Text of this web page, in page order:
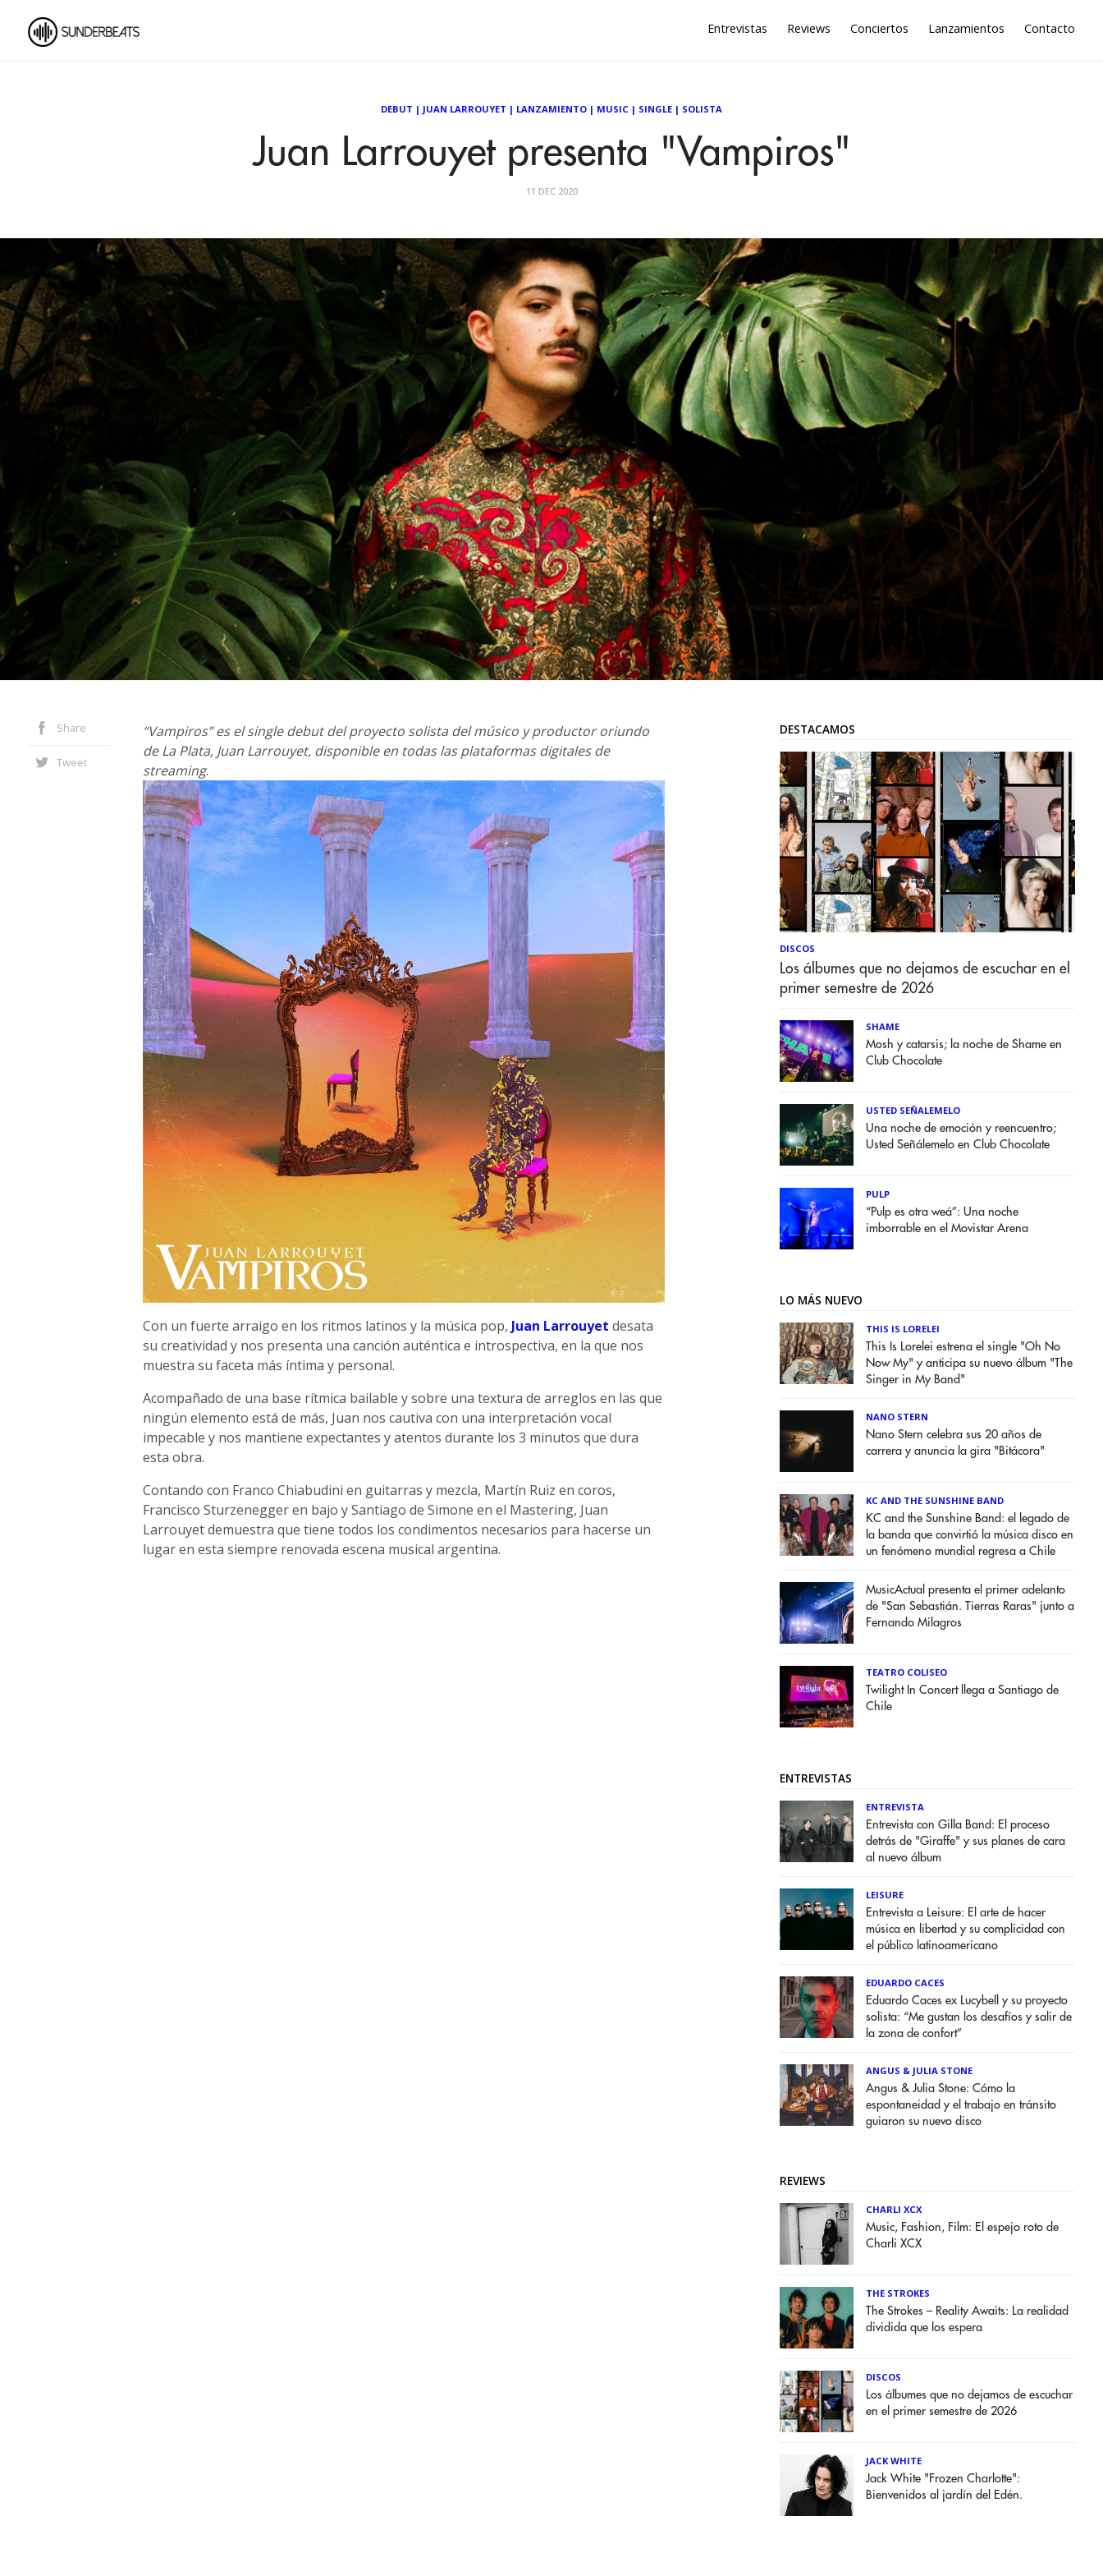
Entrevistas Reviews Conciertos Lanzamientos Contacto
DEBUT | JUAN LARROUYET | LANZAMIENTO | MUSIC | SINGLE | SOLISTA
Juan Larrouyet presenta "Vampiros"
11 DEC 2020
Share
Tweet
“Vampiros” es el single debut del proyecto solista del músico y productor oriundo
de La Plata, Juan Larrouyet, disponible en todas las plataformas digitales de
streaming.
Con un fuerte arraigo en los ritmos latinos y la música pop, Juan Larrouyet desata
su creatividad y nos presenta una canción auténtica e introspectiva, en la que nos
muestra su faceta más íntima y personal.
Acompañado de una base rítmica bailable y sobre una textura de arreglos en las que
ningún elemento está de más, Juan nos cautiva con una interpretación vocal
impecable y nos mantiene expectantes y atentos durante los 3 minutos que dura
esta obra.
Contando con Franco Chiabudini en guitarras y mezcla, Martín Ruiz en coros,
Francisco Sturzenegger en bajo y Santiago de Simone en el Mastering, Juan
Larrouyet demuestra que tiene todos los condimentos necesarios para hacerse un
lugar en esta siempre renovada escena musical argentina.
DESTACAMOS
DISCOS
Los álbumes que no dejamos de escuchar en el
primer semestre de 2026
SHAME
Mosh y catarsis; la noche de Shame en
Club Chocolate
USTED SEÑALEMELO
Una noche de emoción y reencuentro;
Usted Señálemelo en Club Chocolate
PULP
“Pulp es otra weá”: Una noche
imborrable en el Movistar Arena
LO MÁS NUEVO
THIS IS LORELEI
This Is Lorelei estrena el single "Oh No
Now My" y anticipa su nuevo álbum "The
Singer in My Band"
NANO STERN
Nano Stern celebra sus 20 años de
carrera y anuncia la gira "Bitácora"
KC AND THE SUNSHINE BAND
KC and the Sunshine Band: el legado de
la banda que convirtió la música disco en
un fenómeno mundial regresa a Chile
MusicActual presenta el primer adelanto
de "San Sebastián. Tierras Raras" junto a
Fernando Milagros
TEATRO COLISEO
Twilight In Concert llega a Santiago de
Chile
ENTREVISTAS
ENTREVISTA
Entrevista con Gilla Band: El proceso
detrás de "Giraffe" y sus planes de cara
al nuevo álbum
LEISURE
Entrevista a Leisure: El arte de hacer
música en libertad y su complicidad con
el público latinoamericano
EDUARDO CACES
Eduardo Caces ex Lucybell y su proyecto
solista: “Me gustan los desafíos y salir de
la zona de confort”
ANGUS & JULIA STONE
Angus & Julia Stone: Cómo la
espontaneidad y el trabajo en tránsito
guiaron su nuevo disco
REVIEWS
CHARLI XCX
Music, Fashion, Film: El espejo roto de
Charli XCX
THE STROKES
The Strokes – Reality Awaits: La realidad
dividida que los espera
DISCOS
Los álbumes que no dejamos de escuchar
en el primer semestre de 2026
JACK WHITE
Jack White "Frozen Charlotte":
Bienvenidos al jardín del Edén.